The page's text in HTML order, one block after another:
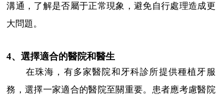
溝通，了解是否屬于正常現象，避免自行處理造成更
大問題。
4、選擇適合的醫院和醫生
在珠海，有多家醫院和牙科診所提供種植牙服
務，選擇一家適合的醫院至關重要。患者應考慮醫院